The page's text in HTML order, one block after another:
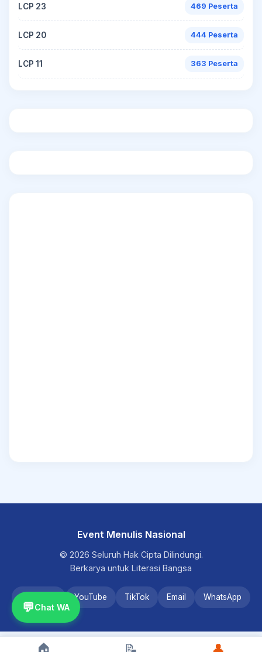
LCP 23 469 Peserta
LCP 20 444 Peserta
LCP 11 363 Peserta
Event Menulis Nasional
© 2026 Seluruh Hak Cipta Dilindungi.
Berkarya untuk Literasi Bangsa
YouTube TikTok Email WhatsApp
💬Chat WA
🏠 📝 👤